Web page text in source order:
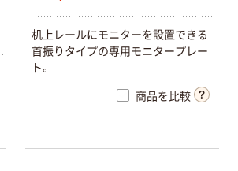
机上レールにモニターを設置できる
首振りタイプの専用モニタープレー
ト。
商品を比較